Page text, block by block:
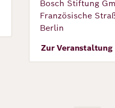
Bosch Stiftung
Französische
Berlin
Zur Veranstaltung